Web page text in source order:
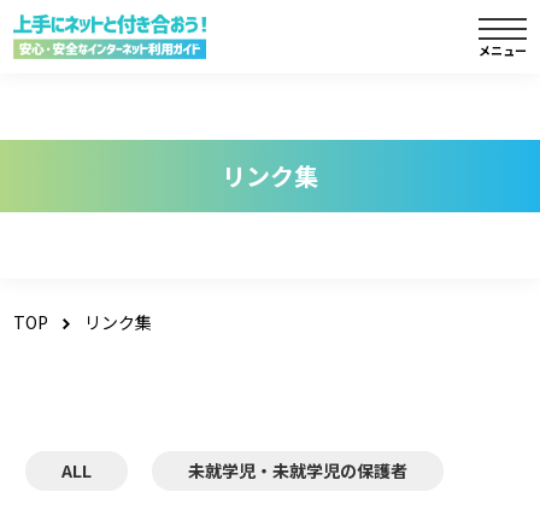
リンク集
TOP リンク集
ALL 未就学児・未就学児の保護者